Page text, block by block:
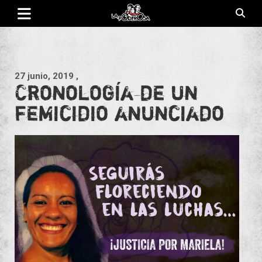
Saltar
contenido
Revista de cultura villera, brazo literario del movimiento La
27 junio, 2019 ,
Cronología de un
femicidio anunciado